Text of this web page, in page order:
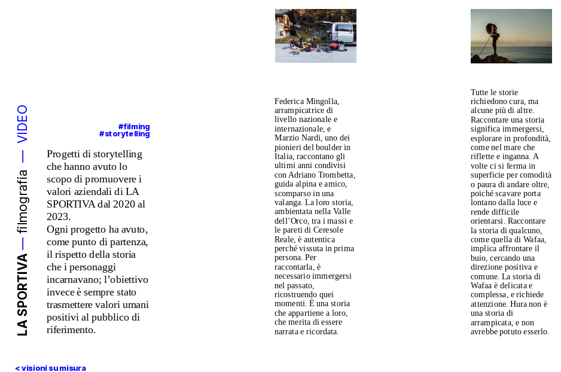
Tutte le storie
richiedono cura, ma
alcune più di altre.
Raccontare una storia
significa immergersi,
esplorare in profondità,
come nel mare che
riflette e inganna. A
volte ci si ferma in
superficie per comodità
o paura di andare oltre,
poiché scavare porta
lontano dalla luce e
rende difficile
orientarsi. Raccontare
la storia di qualcuno,
come quella di Wafaa,
implica affrontare il
buio, cercando una
direzione positiva e
comune. La storia di
Wafaa è delicata e
complessa, e richiede
attenzione. Hura non è
una storia di
arrampicata, e non
avrebbe potuto esserlo.
Federica Mingolla,
arrampicatrice di
livello nazionale e
internazionale, e
Marzio Nardi, uno dei
pionieri del boulder in
Italia, raccontano gli
ultimi anni condivisi
con Adriano Trombetta,
guida alpina e amico,
scomparso in una
valanga. La loro storia,
ambientata nella Valle
dell’Orco, tra i massi e
le pareti di Ceresole
Reale, è autentica
perché vissuta in prima
persona. Per
raccontarla, è
necessario immergersi
nel passato,
ricostruendo quei
momenti. È una storia
che appartiene a loro,
che merita di essere
narrata e ricordata.
#filming
#storytelling
Progetti di storytelling
che hanno avuto lo
scopo di promuovere i
valori aziendali di LA
SPORTIVA dal 2020 al
2023.
Ogni progetto ha avuto,
come punto di partenza,
il rispetto della storia
che i personaggi
incarnavano; l’obiettivo
invece è sempre stato
trasmettere valori umani
positivi al pubblico di
riferimento.
LA SPORTIVA
filmografia
VIDEO
< visioni su misura